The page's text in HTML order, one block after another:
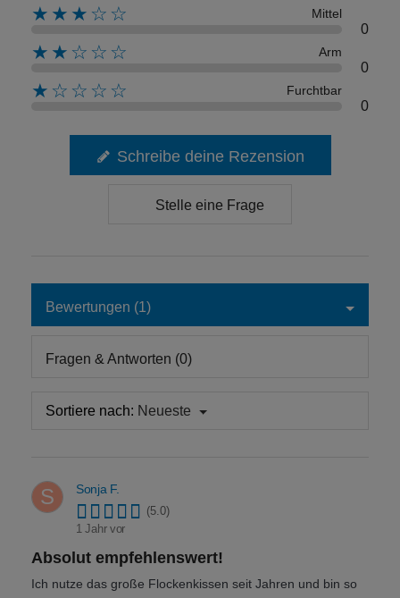
★★★☆☆ Mittel
0
★★☆☆☆ Arm
0
★☆☆☆☆ Furchtbar
0
Schreibe deine Rezension
Stelle eine Frage
Bewertungen (1)
Fragen & Antworten (0)
Sortiere nach: Neueste
S Sonja F.
(5.0)
1 Jahr vor
Absolut empfehlenswert!
Ich nutze das große Flockenkissen seit Jahren und bin so